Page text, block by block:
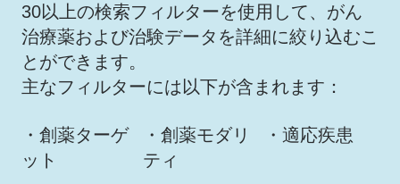
30以上の検索フィルターを使用して、がん
治療薬および治験データを詳細に絞り込むこ
とができます。
主なフィルターには以下が含まれます：
・創薬ターゲ
ット
・創薬モダリ
ティ
​・適応疾患